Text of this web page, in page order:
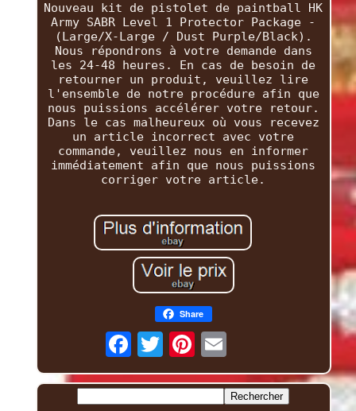
Nouveau kit de pistolet de paintball HK
Army SABR Level 1 Protector Package -
(Large/X-Large / Dust Purple/Black).
Nous répondrons à votre demande dans
les 24-48 heures. En cas de besoin de
retourner un produit, veuillez lire
l'ensemble de notre procédure afin que
nous puissions accélérer votre retour.
Dans le cas malheureux où vous recevez
un article incorrect avec votre
commande, veuillez nous en informer
immédiatement afin que nous puissions
corriger votre article.
Share